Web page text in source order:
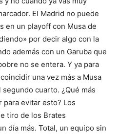
El Madrid no puede
en un playoff con Musa de
por decir algo con la
además con un Garuba que
no se entera. Y ya para
una vez más a Musa
cuarto. ¿Qué más
para evitar esto? Los
tiro de los Brates
día más. Total, un equipo sin